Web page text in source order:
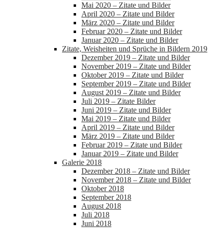
Mai 2020 – Zitate und Bilder
April 2020 – Zitate und Bilder
März 2020 – Zitate und Bilder
Februar 2020 – Zitate und Bilder
Januar 2020 – Zitate und Bilder
Zitate, Weisheiten und Sprüche in Bildern 2019
Dezember 2019 – Zitate und Bilder
November 2019 – Zitate und Bilder
Oktober 2019 – Zitate und Bilder
September 2019 – Zitate und Bilder
August 2019 – Zitate und Bilder
Juli 2019 – Zitate Bilder
Juni 2019 – Zitate und Bilder
Mai 2019 – Zitate und Bilder
April 2019 – Zitate und Bilder
März 2019 – Zitate und Bilder
Februar 2019 – Zitate und Bilder
Januar 2019 – Zitate und Bilder
Galerie 2018
Dezember 2018 – Zitate und Bilder
November 2018 – Zitate und Bilder
Oktober 2018
September 2018
August 2018
Juli 2018
Juni 2018